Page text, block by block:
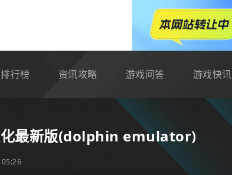
排行榜 资讯攻略 游戏问答 游戏快讯
化最新版(dolphin emulator)
05:26